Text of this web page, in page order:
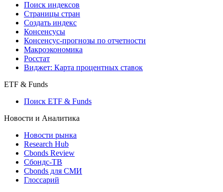
Поиск индексов
Страницы стран
Создать индекс
Консенсусы
Консенсус-прогнозы по отчетности
Макроэкономика
Росстат
Виджет: Карта процентных ставок
ETF & Funds
Поиск ETF & Funds
Новости и Аналитика
Новости рынка
Research Hub
Cbonds Review
Сбондс-ТВ
Cbonds для СМИ
Глоссарий